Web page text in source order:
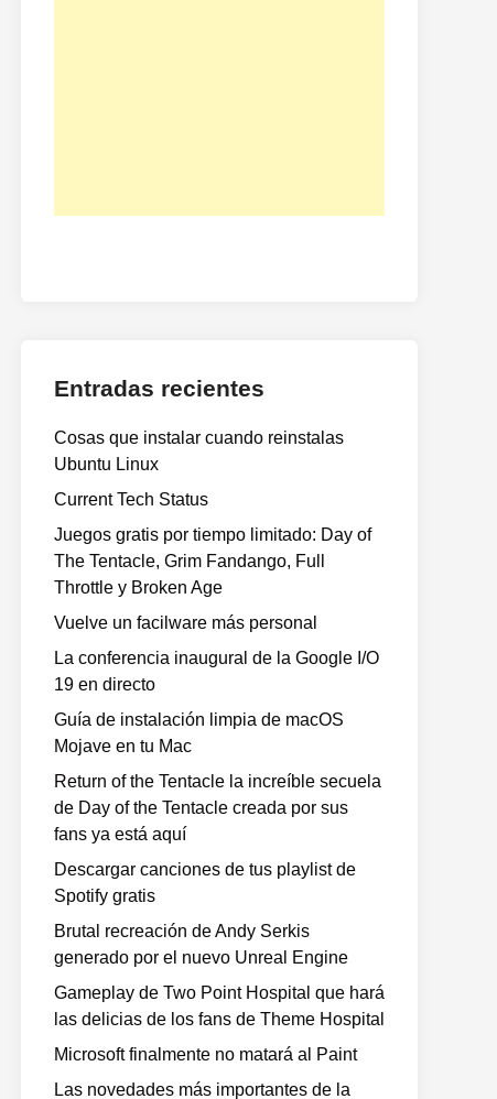
Entradas recientes
Cosas que instalar cuando reinstalas
Ubuntu Linux
Current Tech Status
Juegos gratis por tiempo limitado: Day of
The Tentacle, Grim Fandango, Full
Throttle y Broken Age
Vuelve un facilware más personal
La conferencia inaugural de la Google I/O
19 en directo
Guía de instalación limpia de macOS
Mojave en tu Mac
Return of the Tentacle la increíble secuela
de Day of the Tentacle creada por sus
fans ya está aquí
Descargar canciones de tus playlist de
Spotify gratis
Brutal recreación de Andy Serkis
generado por el nuevo Unreal Engine
Gameplay de Two Point Hospital que hará
las delicias de los fans de Theme Hospital
Microsoft finalmente no matará al Paint
Las novedades más importantes de la